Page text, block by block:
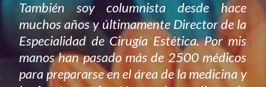
También soy columnista desde hace
muchos años y últimamente Director de la
Especialidad de Cirugía Estética. Por mis
manos han pasado más de 2500 médicos
para prepararse en el área de la medicina y